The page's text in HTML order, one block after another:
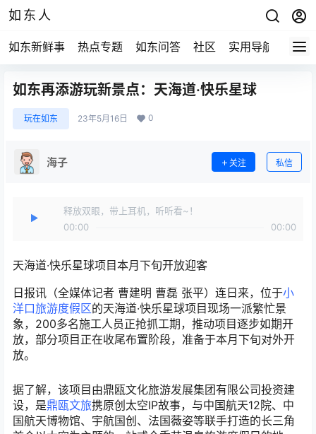
如东人
如东新鲜事 热点专题 如东问答 社区 实用导航 如东
如东再添游玩新景点：天海道·快乐星球
玩在如东 23年5月16日 0
海子 关注 私信
释放双眼，带上耳机，听听看~！
00:00
00:00
天海道·快乐星球项目本月下旬开放迎客
日报讯（全媒体记者 曹建明 曹磊 张平）连日来，位于小
洋口旅游度假区的天海道·快乐星球项目现场一派繁忙景
象，200多名施工人员正抢抓工期，推动项目逐步如期开
放，部分项目正在收尾布置阶段，准备于本月下旬对外开
放。
据了解，该项目由鼎瓯文化旅游发展集团有限公司投资建
设，是鼎瓯文旅携原创太空IP故事，与中国航天12院、中
国航天博物馆、宇航国创、法国薇姿等联手打造的长三角